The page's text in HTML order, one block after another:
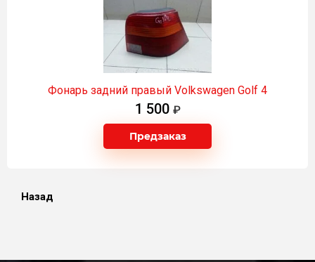
Фонарь задний правый Volkswagen Golf 4
1 500
Предзаказ
Назад